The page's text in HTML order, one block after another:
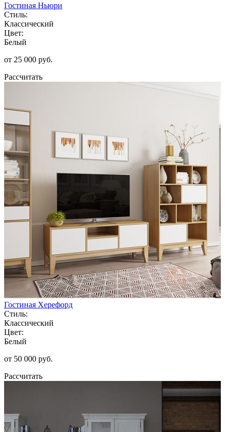
Гостиная Ньюри
Стиль:
Классический
Цвет:
Белый
от 25 000 руб.
Рассчитать
Гостиная Херефорд
Стиль:
Классический
Цвет:
Белый
от 50 000 руб.
Рассчитать